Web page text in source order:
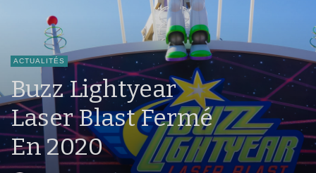
ACTUALITÉS
Buzz Lightyear
Laser Blast Fermé
En 2020